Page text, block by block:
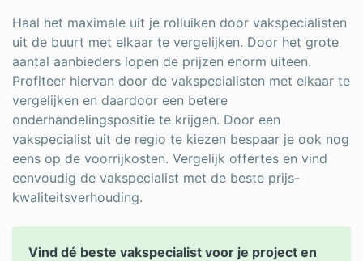
Haal het maximale uit je rolluiken door vakspecialisten
uit de buurt met elkaar te vergelijken. Door het grote
aantal aanbieders lopen de prijzen enorm uiteen.
Profiteer hiervan door de vakspecialisten met elkaar te
vergelijken en daardoor een betere
onderhandelingspositie te krijgen. Door een
vakspecialist uit de regio te kiezen bespaar je ook nog
eens op de voorrijkosten. Vergelijk offertes en vind
eenvoudig de vakspecialist met de beste prijs-
kwaliteitsverhouding.
Vind dé beste vakspecialist voor je project en